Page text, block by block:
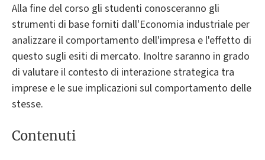
Alla fine del corso gli studenti conosceranno gli
strumenti di base forniti dall'Economia industriale per
analizzare il comportamento dell'impresa e l'effetto di
questo sugli esiti di mercato. Inoltre saranno in grado
di valutare il contesto di interazione strategica tra
imprese e le sue implicazioni sul comportamento delle
stesse.
Contenuti